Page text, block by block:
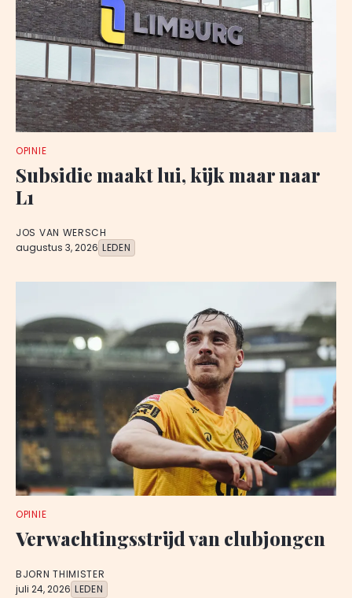
OPINIE
Subsidie maakt lui, kijk maar naar
L1
JOS VAN WERSCH
augustus 3, 2026 LEDEN
OPINIE
Verwachtingsstrijd van clubjongen
BJORN THIMISTER
juli 24, 2026 LEDEN